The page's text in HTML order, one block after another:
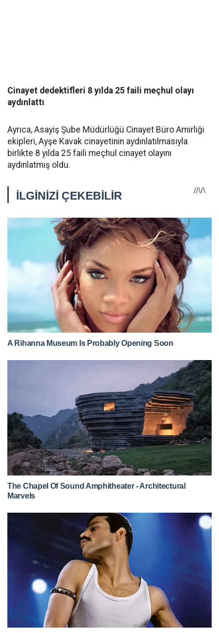
Cinayet dedektifleri 8 yılda 25 faili meçhul olayı
aydınlattı
Ayrıca, Asayiş Şube Müdürlüğü Cinayet Büro Amirliği
ekipleri, Ayşe Kavak cinayetinin aydınlatılmasıyla
birlikte 8 yılda 25 faili meçhul cinayet olayını
aydınlatmış oldu.